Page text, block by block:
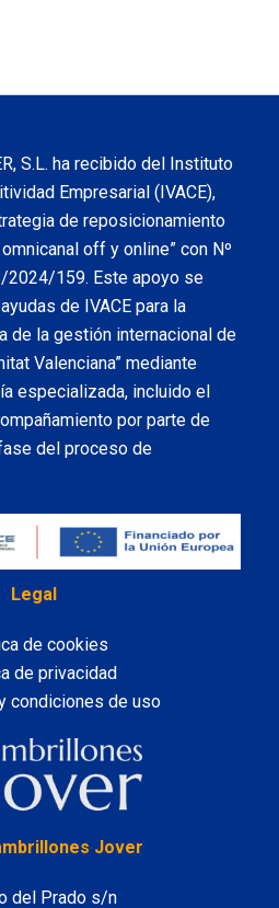
S.L. ha recibido del Instituto
Empresarial (IVACE),
de reposicionamiento
off y online” con Nº
2024/159. Este apoyo se
de IVACE para la
de la gestión internacional de
Valenciana” mediante
especializada, incluido el
por parte de
del proceso de
Legal
de cookies
de privacidad
condiciones de uso
Jover
del Prado s/n